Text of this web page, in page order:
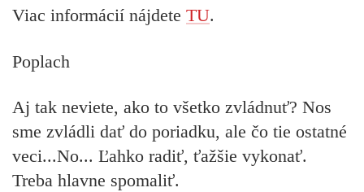
Viac informácií nájdete TU.
Poplach
Aj tak neviete, ako to všetko zvládnuť? Nos
sme zvládli dať do poriadku, ale čo tie ostatné
veci...No... Ľahko radiť, ťažšie vykonať.
Treba hlavne spomaliť.